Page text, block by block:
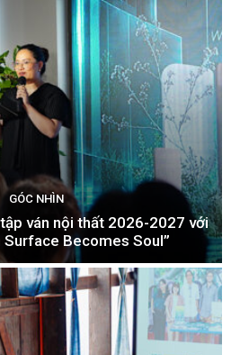
GÓC NHÌN
ván nội thất 2026-2027 với
Surface Becomes Soul”